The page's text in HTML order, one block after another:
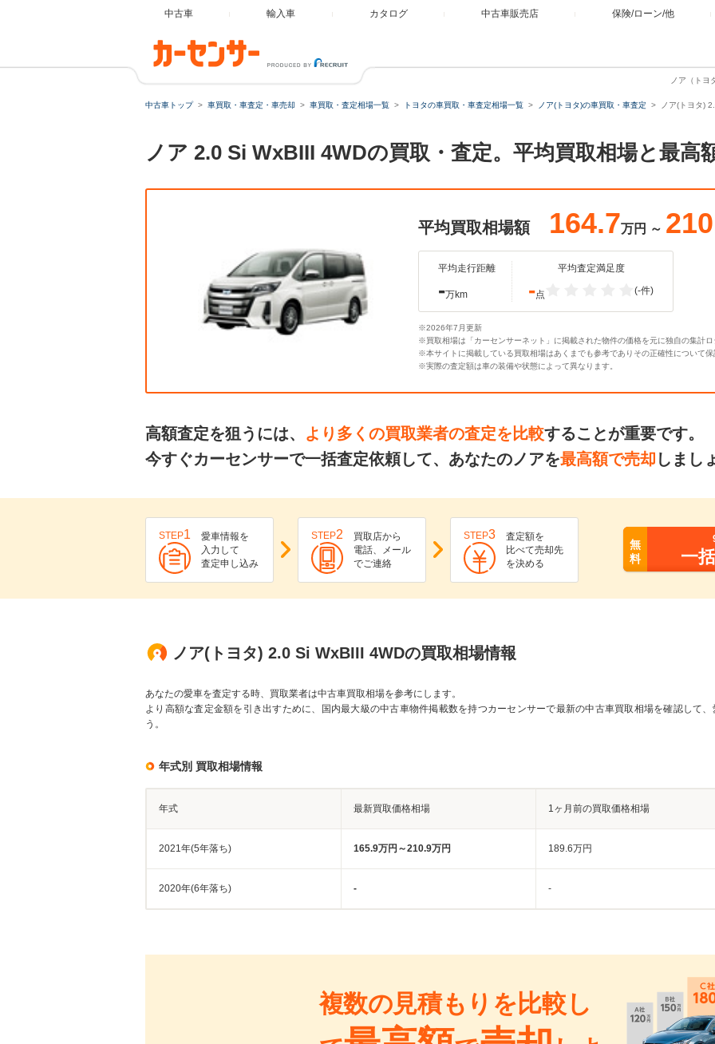
中古車 輸入車 カタログ 中古車販売店 保険/ローン/他
ノア（トヨ
中古車トップ 車買取・車査定・車売却 車買取・査定相場一覧 トヨタの車買取・車査定相場一覧 ノア(トヨタ)の車買取・車査定 ノア(トヨタ)
ノア 2.0 Si WxBIII 4WDの買取・査定。平均買取相場と最高
平均買取相場額 164.7万円 ～
平均走行距離
-万km
平均査定満足度
-点 (-件)
※2026年7月更新
※買取相場は「カーセンサーネット」に掲載された物件の価格を元に独自の集計ロ
※本サイトに掲載している買取相場はあくまでも参考でありその正確性について保
※実際の査定額は車の装備や状態によって異なります。
高額査定を狙うには、 より多くの買取業者の査定を比較することが重要です。
今すぐカーセンサーで一括査定依頼して、あなたのノアを最高額で売却 しまし
STEP1
愛車情報を
入力して
査定申し込み
STEP2
買取店から
電話、メール
でご連絡
STEP3
査定額を
比べて売却先
を決める
無
料
一
ノア(トヨタ) 2.0 Si WxBIII 4WDの買取相場情報
あなたの愛車を査定する時、買取業者は中古車買取相場を参考にします。
より高額な査定金額を引き出すために、国内最大級の中古車物件掲載数を持つカーセンサーで最新の中古車買取相場を確認して
う。
年式別 買取相場情報
年式 最新買取価格相場 1ヶ月前の買取価格相場
2021年(5年落ち) 165.9万円～210.9万円 189.6万円
2020年(6年落ち) - -
複数の見積もりを比較し